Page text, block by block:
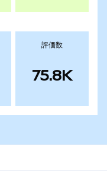
評価数
75.8K